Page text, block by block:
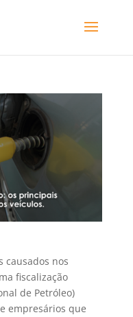
causados nos
fiscalização
de Petróleo)
empresários que